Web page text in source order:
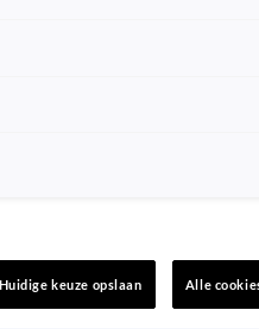
Huidige keuze opslaan Alle